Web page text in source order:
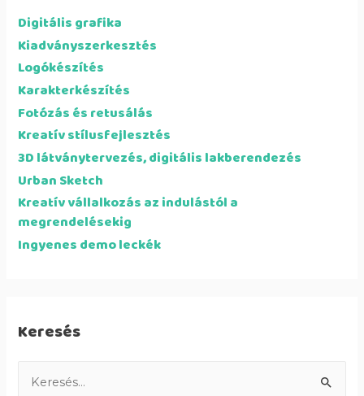
Digitális grafika
Kiadványszerkesztés
Logókészítés
Karakterkészítés
Fotózás és retusálás
Kreatív stílusfejlesztés
3D látványtervezés, digitális lakberendezés
Urban Sketch
Kreatív vállalkozás az indulástól a
megrendelésekig
Ingyenes demo leckék
Keresés